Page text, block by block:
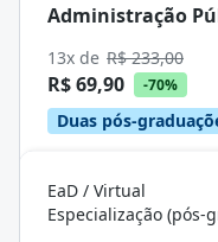
Administração
13x de R$ 233,00
R$ 69,90 -70%
Duas pós-
EaD / Virtual